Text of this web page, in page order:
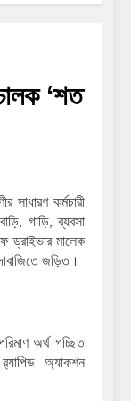
‘শত
কর্মচারী
গাড়ি, ব্যবসা
ড্রাইভার মালেক
জড়িত।
অর্থ গচ্ছিত
অ্যাকশন